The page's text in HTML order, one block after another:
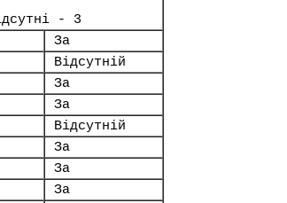
- 3
За
Відсутній
За
За
Відсутній
За
За
За